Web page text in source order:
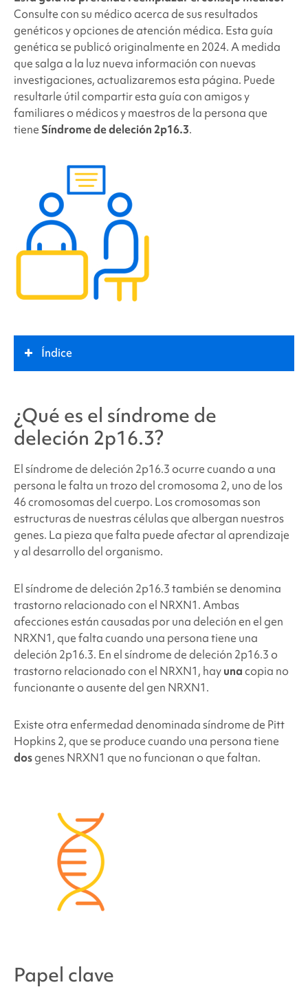
Consulte con su médico acerca de sus resultados
genéticos y opciones de atención médica. Esta guía
genética se publicó originalmente en 2024. A medida
que salga a la luz nueva información con nuevas
investigaciones, actualizaremos esta página. Puede
resultarle útil compartir esta guía con amigos y
familiares o médicos y maestros de la persona que
tiene Síndrome de deleción 2p16.3.
Índice
Papel clave
Síntomas
¿Qué causa el síndrome dedeleción 2p16.3?
¿Por qué mi hijo o yo tenemos el síndrome de
¿Qué probabilidades hay de que otros miembros
de la familia o futuros hijos tengan el síndrome de
deleción 2p16.3?
¿Tienen síntomas todas las personas que padecen
¿Las personas con síndrome dedeleción 2p16.3
tienen un aspecto diferente?
Problemas de comportamiento y desarrollo
relacionados con el síndrome de
Problemas médicos y físicos relacionados con el
¿Qué es el síndrome de
deleción 2p16.3?
El síndrome de deleción 2p16.3 ocurre cuando a una
persona le falta un trozo del cromosoma 2, uno de los
46 cromosomas del cuerpo. Los cromosomas son
estructuras de nuestras células que albergan nuestros
genes. La pieza que falta puede afectar al aprendizaje
y al desarrollo del organismo.
El síndrome de deleción 2p16.3también se denomina
trastorno relacionado con el NRXN1. Ambas
afecciones están causadas por una deleción en el gen
NRXN1, que falta cuando una persona tiene una
deleción 2p16.3. En elsíndrome de deleción 2p16.3 o
trastorno relacionado con el NRXN1, hayunacopia no
funcionante o ausente del gen NRXN1.
Existe otra enfermedad denominada síndrome de Pitt
Hopkins 2, que se produce cuando una persona tiene
dosgenes NRXN1 que no funcionan o que faltan.
Papel clave